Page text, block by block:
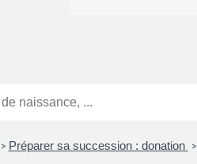
> Préparer sa succession : donation >